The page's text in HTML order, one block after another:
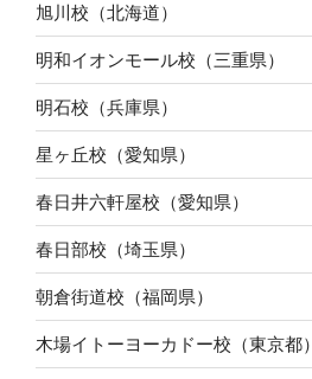
旭川校（北海道）
明和イオンモール校（三重県）
明石校（兵庫県）
星ヶ丘校（愛知県）
春日井六軒屋校（愛知県）
春日部校（埼玉県）
朝倉街道校（福岡県）
木場イトーヨーカドー校（東京都）